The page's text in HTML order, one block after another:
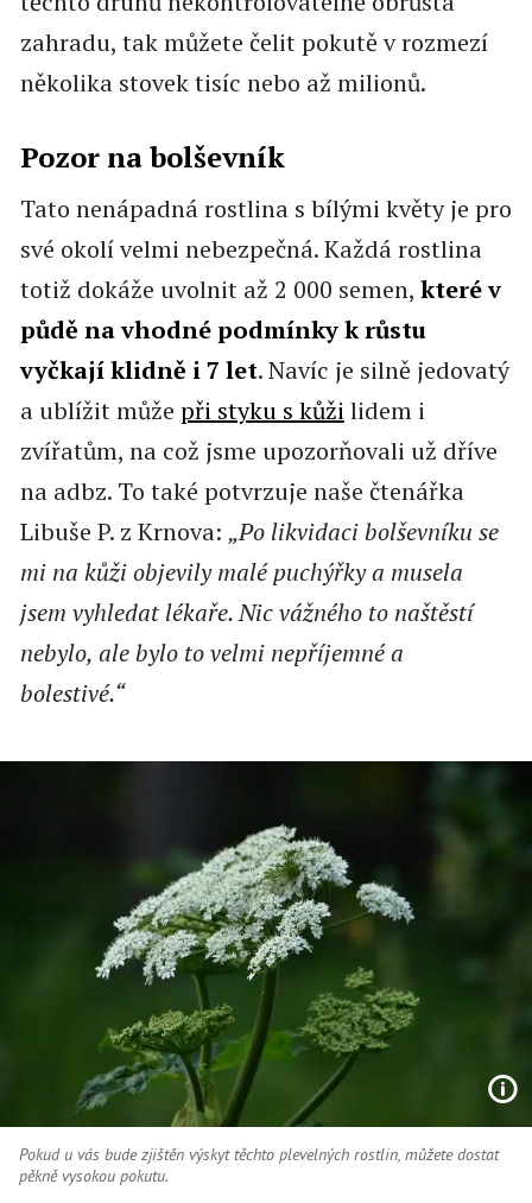
zahradu, tak můžete čelit pokutě v rozmezí
několika stovek tisíc nebo až milionů.
Pozor na bolševník
Tato nenápadná rostlina s bílými květy je pro
své okolí velmi nebezpečná. Každá rostlina
totiž dokáže uvolnit až 2 000 semen, které v
půdě na vhodné podmínky k růstu
vyčkají klidně i 7 let. Navíc je silně jedovatý
a ublížit může při styku s kůži lidem i
zvířatům, na což jsme upozorňovali už dříve
na adbz. To také potvrzuje naše čtenářka
Libuše P. z Krnova: „Po likvidaci bolševníku se
mi na kůži objevily malé puchýřky a musela
jsem vyhledat lékaře. Nic vážného to naštěstí
nebylo, ale bylo to velmi nepříjemné a
bolestivé.“
Pokud u vás bude zjištěn výskyt těchto plevelných rostlin, můžete dostat
pěkně vysokou pokutu.